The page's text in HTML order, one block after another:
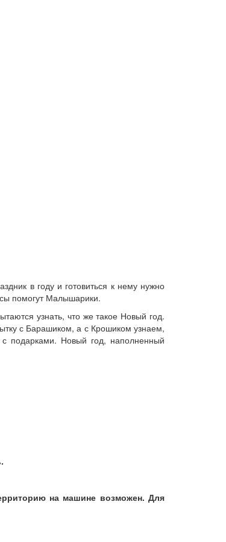
в году и готовиться к нему нужно
помогут Малышарики.
узнать, что же такое Новый год.
с Барашиком, а с Крошиком узнаем,
подарками. Новый год, наполненный
на машине возможен. Для